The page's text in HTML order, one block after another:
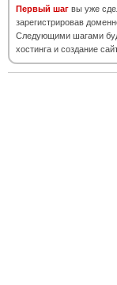
Первый шаг вы уже
зарегистрировав
Следующими шагами
хостинга и создание